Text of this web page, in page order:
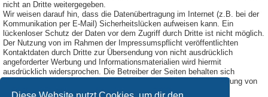
nicht an Dritte weitergegeben.
Wir weisen darauf hin, dass die Datenübertragung im Internet (z.B. bei der
Kommunikation per E-Mail) Sicherheitslücken aufweisen kann. Ein
lückenloser Schutz der Daten vor dem Zugriff durch Dritte ist nicht möglich.
Der Nutzung von im Rahmen der Impressumspflicht veröffentlichten
Kontaktdaten durch Dritte zur Übersendung von nicht ausdrücklich
angeforderter Werbung und Informationsmaterialien wird hiermit
ausdrücklich widersprochen. Die Betreiber der Seiten behalten sich
ausdrücklich rechtliche Schritte im Falle der unverlangten Zusendung von
Werbeinformationen, etwa durch Spam-Mails, vor.